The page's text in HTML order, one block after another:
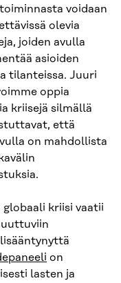
voidaan
olevia
joiden avulla
asioiden
tilanteissa. Juuri
oppia
kriisejä silmällä
että
on mahdollista
kriisi vaatii
on
lasten ja